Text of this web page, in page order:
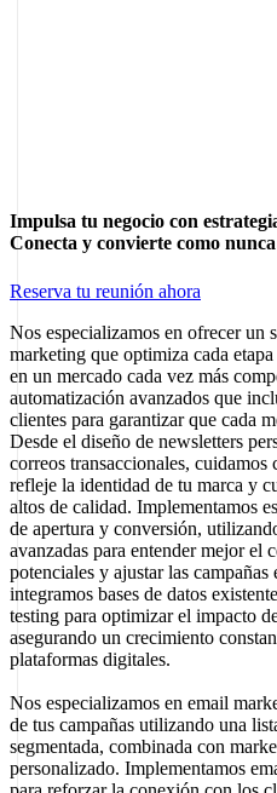
Impulsa tu negocio con
Conecta y convierte como
Reserva tu reunión ahora
Nos especializamos en ofrecer un
marketing que optimiza cada
en un mercado cada vez más
automatización avanzados que
clientes para garantizar que cada
Desde el diseño de newsletters
correos transaccionales,
refleje la identidad de tu marca y
altos de calidad. Implementamos
de apertura y conversión,
avanzadas para entender mejor el
potenciales y ajustar las
integramos bases de datos
testing para optimizar el impacto
asegurando un crecimiento
plataformas digitales.
Nos especializamos en email
de tus campañas utilizando una
segmentada, combinada con
personalizado. Implementamos